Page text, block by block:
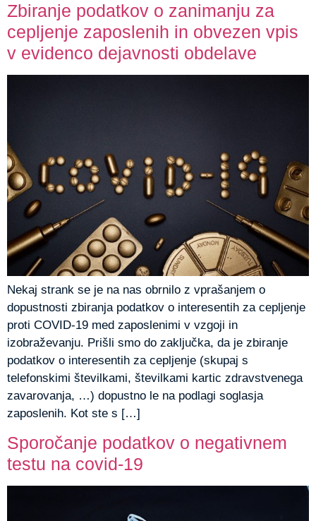
Zbiranje podatkov o zanimanju za
cepljenje zaposlenih in obvezen vpis
v evidenco dejavnosti obdelave
Nekaj strank se je na nas obrnilo z vprašanjem o
dopustnosti zbiranja podatkov o interesentih za cepljenje
proti COVID-19 med zaposlenimi v vzgoji in
izobraževanju. Prišli smo do zaključka, da je zbiranje
podatkov o interesentih za cepljenje (skupaj s
telefonskimi številkami, številkami kartic zdravstvenega
zavarovanja, …) dopustno le na podlagi soglasja
zaposlenih. Kot ste s […]
Sporočanje podatkov o negativnem
testu na covid-19